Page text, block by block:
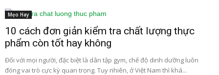
Mẹo Hay
10 cách đơn giản kiểm tra chất lượng thực
phẩm còn tốt hay không
Đối với mọi người, đặc biệt là dân tập gym, chế độ dinh dưỡng luôn
đóng vai trò cực kỳ quan trọng. Tuy nhiên, ở Việt Nam thì khá...